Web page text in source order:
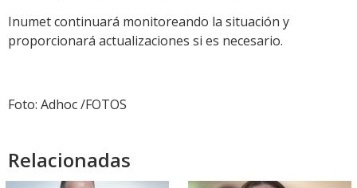
Inumet continuará monitoreando la situación y
proporcionará actualizaciones si es necesario.
Foto: Adhoc /FOTOS
Relacionadas